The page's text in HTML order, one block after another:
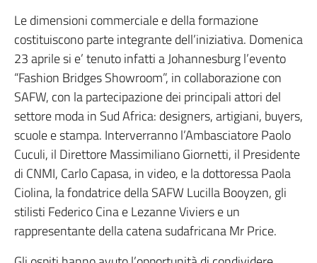
Le dimensioni commerciale e della formazione
costituiscono parte integrante dell’iniziativa. Domenica
23 aprile si e’ tenuto infatti a Johannesburg l’evento
“Fashion Bridges Showroom”, in collaborazione con
SAFW, con la partecipazione dei principali attori del
settore moda in Sud Africa: designers, artigiani, buyers,
scuole e stampa. Interverranno l’Ambasciatore Paolo
Cuculi, il Direttore Massimiliano Giornetti, il Presidente
di CNMI, Carlo Capasa, in video, e la dottoressa Paola
Ciolina, la fondatrice della SAFW Lucilla Booyzen, gli
stilisti Federico Cina e Lezanne Viviers e un
rappresentante della catena sudafricana Mr Price.